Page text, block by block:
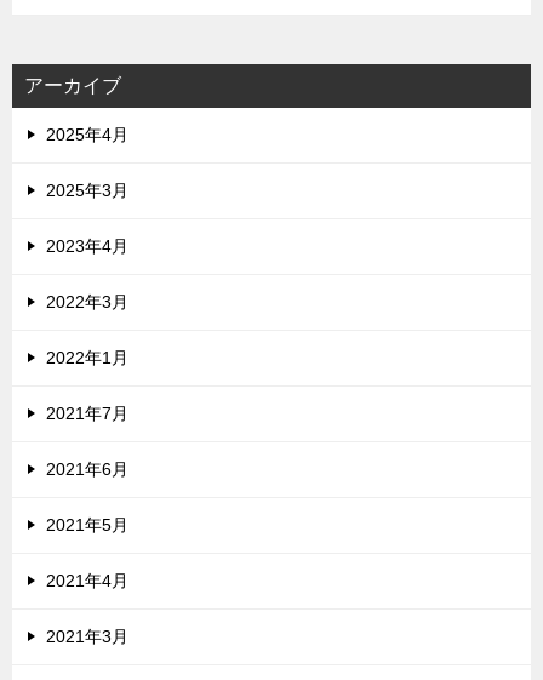
アーカイブ
2025年4月
2025年3月
2023年4月
2022年3月
2022年1月
2021年7月
2021年6月
2021年5月
2021年4月
2021年3月